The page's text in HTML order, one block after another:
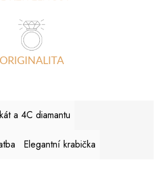
ORIGINALITA
a 4C diamantu
Elegantní krabička